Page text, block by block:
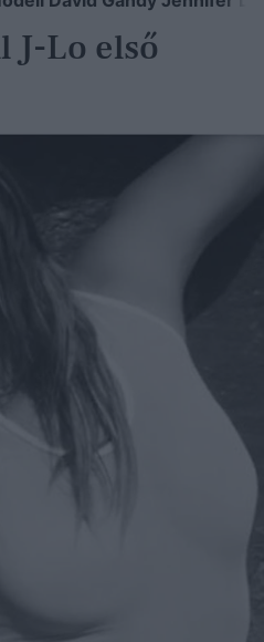
J-Lo első